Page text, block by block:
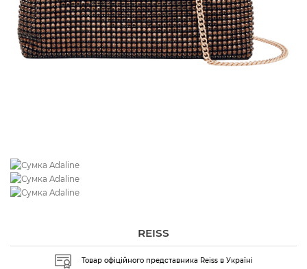
REISS
Товар офіційного представника Reiss в Україні